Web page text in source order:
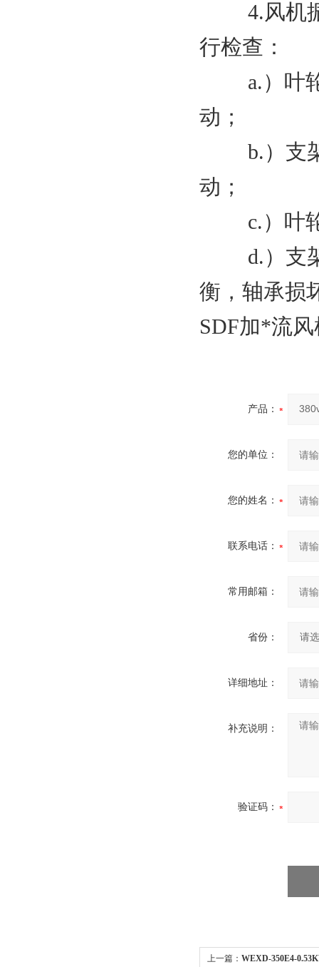
4.风机振
行检查：
a.）叶轮
动；
b.）支架
动；
c.）叶轮
d.）支架
衡，轴承损
SDF加*流
产品：
您的单位：
您的姓名：
联系电话：
常用邮箱：
省份：
详细地址：
补充说明：
验证码：
上一篇： WEXD-350E4-